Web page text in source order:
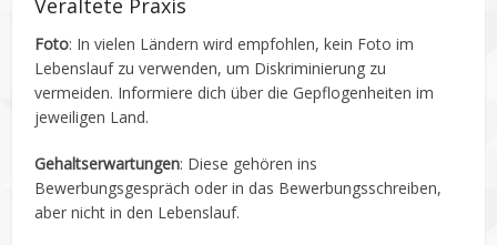
Foto: In vielen Ländern wird empfohlen, kein Foto im
Lebenslauf zu verwenden, um Diskriminierung zu
vermeiden. Informiere dich über die Gepflogenheiten im
jeweiligen Land.
Gehaltserwartungen: Diese gehören ins
Bewerbungsgespräch oder in das Bewerbungsschreiben,
aber nicht in den Lebenslauf.